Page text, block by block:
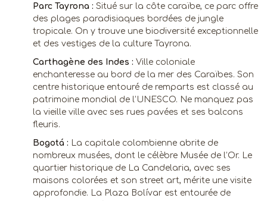
Parc Tayrona : Situé sur la côte caraïbe, ce parc offre
des plages paradisiaques bordées de jungle
tropicale. On y trouve une biodiversité exceptionnelle
et des vestiges de la culture Tayrona.
Carthagène des Indes : Ville coloniale
enchanteresse au bord de la mer des Caraïbes. Son
centre historique entouré de remparts est classé au
patrimoine mondial de l’UNESCO. Ne manquez pas
la vieille ville avec ses rues pavées et ses balcons
fleuris.
Bogotá : La capitale colombienne abrite de
nombreux musées, dont le célèbre Musée de l’Or. Le
quartier historique de La Candelaria, avec ses
maisons colorées et son street art, mérite une visite
approfondie. La Plaza Bolívar est entourée de